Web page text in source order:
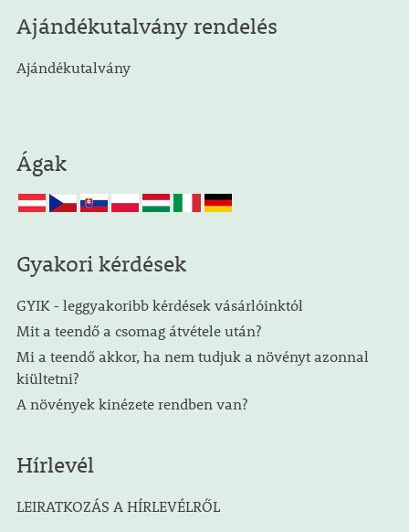
Ajándékutalvány rendelés
Ajándékutalvány
Ágak
Gyakori kérdések
GYIK - leggyakoribb kérdések vásárlóinktól
Mit a teendő a csomag átvétele után?
Mi a teendő akkor, ha nem tudjuk a növényt azonnal
kiültetni?
A növények kinézete rendben van?
Hírlevél
LEIRATKOZÁS A HÍRLEVÉLRŐL